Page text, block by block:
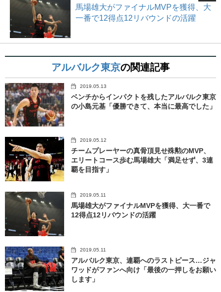
馬場雄大がファイナルMVPを獲得、大
一番で12得点12リバウンドの活躍
アルバルク東京の関連記事
2019.05.13
ベンチからインパクトを残したアルバルク東京
の小島元基「優勝できて、本当に最高でした」
2019.05.12
チームプレーヤーの真骨頂見せ殊勲のMVP、
エリートコース歩む馬場雄大「満足せず、3連
覇を目指す」
2019.05.11
馬場雄大がファイナルMVPを獲得、大一番で
12得点12リバウンドの活躍
2019.05.11
アルバルク東京、連覇へのラストピース…ジャ
ワッドがファンへ向け「最後の一押しをお願い
します」